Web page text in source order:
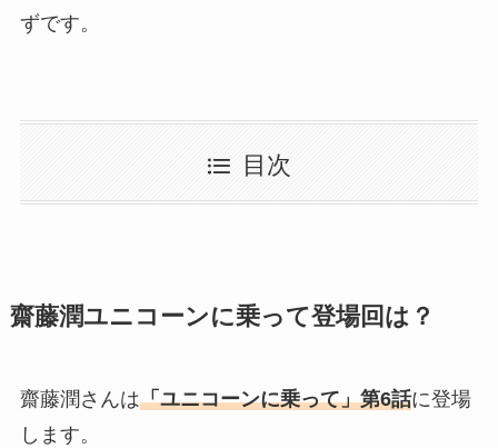
ずです。
目次
齋藤潤ユニコーンに乗って登場回は？
齋藤潤さんは「ユニコーンに乗って」第6話に登場
します。